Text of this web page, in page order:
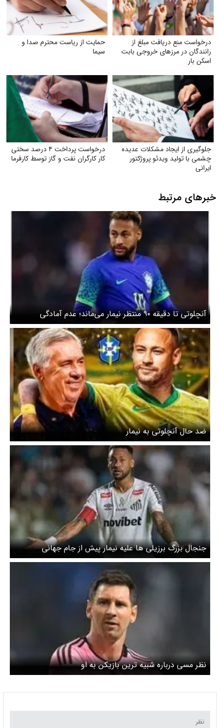
درخواست منع دریافت مبلغ از
رانندگان در مرزهای خروجی بابت
اسکن بار
حمایت از ریاست محترم صدا و
سیما
جلوگیری از ایجاد مشکلات عدیده
چشمی با تولید ویدئو پروژکتور
ایرانی
درخواست پرداخت ۴ درصد سختی
کار کارگران نفت و گاز توسط کارفرما
خبرهای مرتبط
آنچلوتی تا دقیقه ۹۰ منتظر نیمار می‌ماند؛ عدم آمادگی
جسمانی رویای شماره۱۰ را برباد می‌دهد؟
ضد حال آنچلوتی به نیمار
جنجال بزرگ برزیلی ها علیه نیمار پیش از جام جهانی
نظر مسی درباره شبیه ترین بازیکن به او